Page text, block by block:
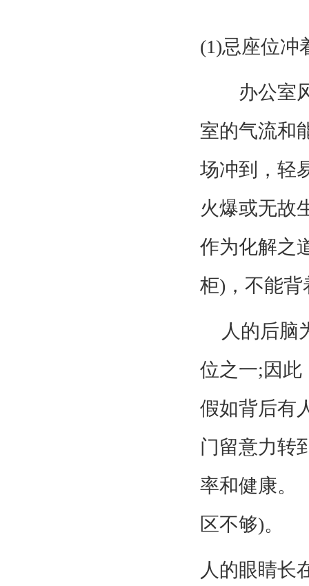
(1)忌座位冲
办公室风
室的气流和
场冲到，轻
火爆或无故
作为化解之
柜)，不能
人的后脑
位之一;因此
假如背后有
门留意力转
率和健康。
区不够)。
人的眼睛长